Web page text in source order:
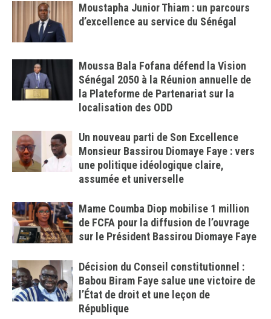
Moustapha Junior Thiam : un parcours
d’excellence au service du Sénégal
Moussa Bala Fofana défend la Vision
Sénégal 2050 à la Réunion annuelle de
la Plateforme de Partenariat sur la
localisation des ODD
Un nouveau parti de Son Excellence
Monsieur Bassirou Diomaye Faye : vers
une politique idéologique claire,
assumée et universelle
Mame Coumba Diop mobilise 1 million
de FCFA pour la diffusion de l’ouvrage
sur le Président Bassirou Diomaye Faye
Décision du Conseil constitutionnel :
Babou Biram Faye salue une victoire de
l’État de droit et une leçon de
République